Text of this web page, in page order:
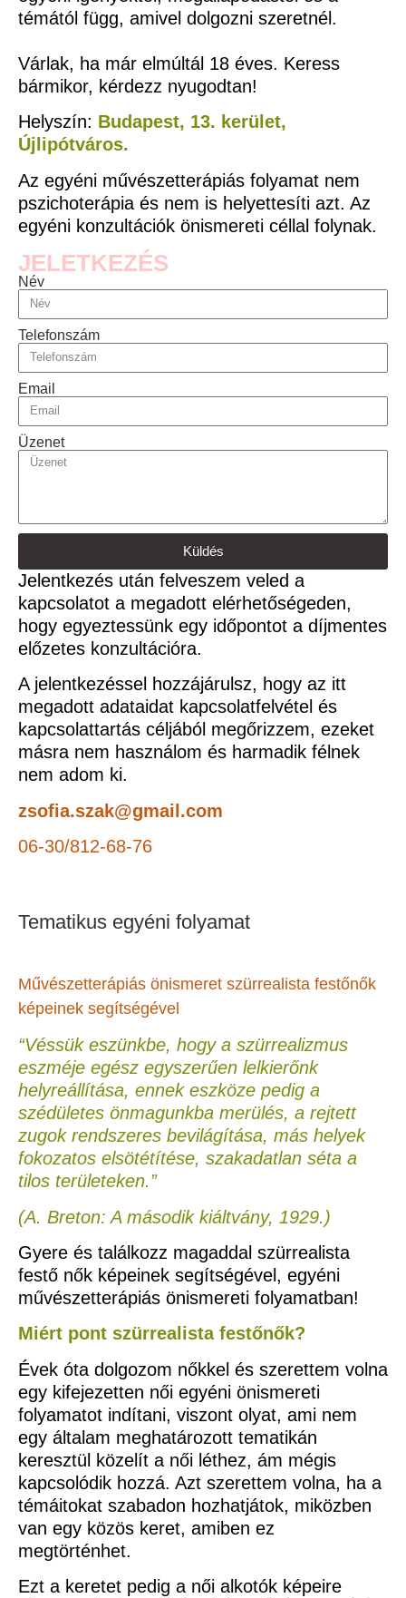
témától függ, amivel dolgozni szeretnél.
Várlak, ha már elmúltál 18 éves. Keress
bármikor, kérdezz nyugodtan!
Helyszín: Budapest, 13. kerület,
Újlipótváros.
Az egyéni művészetterápiás folyamat nem
pszichoterápia és nem is helyettesíti azt. Az
egyéni konzultációk önismereti céllal folynak.
JELETKEZÉS
Név
Telefonszám
Email
Üzenet
Küldés
Jelentkezés után felveszem veled a
kapcsolatot a megadott elérhetőségeden,
hogy egyeztessünk egy időpontot a díjmentes
előzetes konzultációra.
A jelentkezéssel hozzájárulsz, hogy az itt
megadott adataidat kapcsolatfelvétel és
kapcsolattartás céljából megőrizzem, ezeket
másra nem használom és harmadik félnek
nem adom ki.
zsofia.szak@gmail.com
06-30/812-68-76
Tematikus egyéni folyamat
Művészetterápiás önismeret szürrealista festőnők
képeinek segítségével
“Véssük eszünkbe, hogy a szürrealizmus
eszméje egész egyszerűen lelkierőnk
helyreállítása, ennek eszköze pedig a
szédületes önmagunkba merülés, a rejtett
zugok rendszeres bevilágítása, más helyek
fokozatos elsötétítése, szakadatlan séta a
tilos területeken.”
(A. Breton: A második kiáltvány, 1929.)
Gyere és találkozz magaddal szürrealista
festő nők képeinek segítségével, egyéni
művészetterápiás önismereti folyamatban!
Miért pont szürrealista festőnők?
Évek óta dolgozom nőkkel és szerettem volna
egy kifejezetten női egyéni önismereti
folyamatot indítani, viszont olyat, ami nem
egy általam meghatározott tematikán
keresztül közelít a női léthez, ám mégis
kapcsolódik hozzá. Azt szerettem volna, ha a
témáitokat szabadon hozhatjátok, miközben
van egy közös keret, amiben ez
megtörténhet.
Ezt a keretet pedig a női alkotók képeire